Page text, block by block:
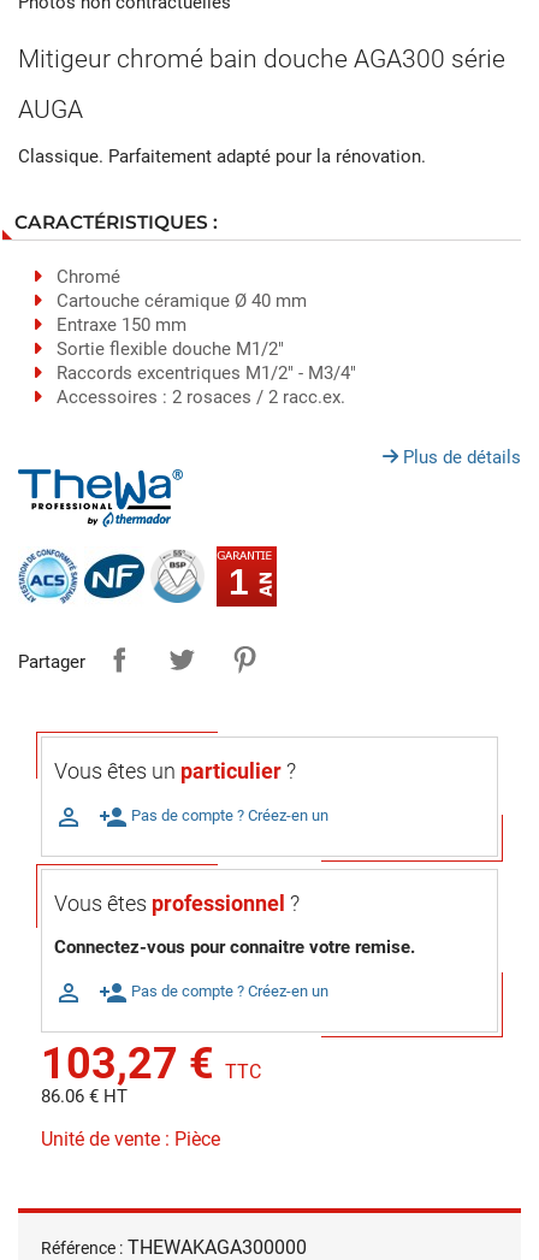
Mitigeur chromé bain douche AGA300 série
AUGA
Classique. Parfaitement adapté pour la rénovation.
CARACTÉRISTIQUES :
Chromé
Cartouche céramique Ø 40 mm
Entraxe 150 mm
Sortie flexible douche M1/2"
Raccords excentriques M1/2" - M3/4"
Accessoires : 2 rosaces / 2 racc.ex.
Plus de détails
1
Partager
Vous êtes un particulier?
 person_add Pas de compte ? Créez-en un
Vous êtes professionnel ?
Connectez-vous pour connaitre votre remise.
 person_add Pas de compte ? Créez-en un
103,27 € TTC
86.06 € HT
Unité de vente : Pièce
Référence : THEWAKAGA300000